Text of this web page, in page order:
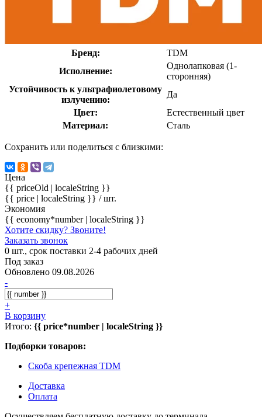
Бренд:
TDM
Исполнение:
Однолапковая (1-
сторонняя)
Устойчивость к ультрафиолетовому
излучению:
Да
Цвет:
Естественный цвет
Материал:
Сталь
Сохранить или поделиться с близкими:
Цена
{{ priceOld | localeString }}
{{ price | localeString }} / шт.
Экономия
{{ economy*number | localeString }}
Хотите скидку? Звоните!
Заказать звонок
0 шт., срок поставки 2-4 рабочих дней
Под заказ
Обновлено 09.08.2026
-
+
В корзину
Итого: {{ price*number | localeString }}
Подборки товаров:
Скоба крепежная TDM
Доставка
Оплата